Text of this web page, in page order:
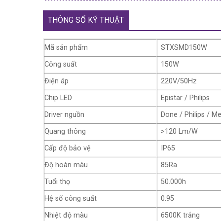
THÔNG SỐ KỸ THUẬT
Mã sản phẩm
STXSMD150W
Công suất
150W
Điện áp
220V/50Hz
Chip LED
Epistar / Philips
Driver nguồn
Done / Philips /
Quang thông
>120 Lm/W
Cấp độ bảo vệ
IP65
Độ hoàn màu
85Ra
Tuổi thọ
50.000h
Hệ số công suất
0.95
Nhiệt độ màu
6500K trắng